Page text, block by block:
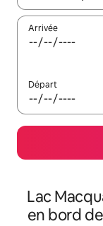
Arrivée
Départ
Lac
en bord